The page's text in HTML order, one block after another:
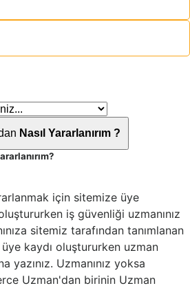
Nasıl Yararlanırım ?
için sitemize üye
iş güvenliği uzmanınız
sitemiz tarafından tanımlanan
kaydı oluştururken uzman
yazınız. Uzmanınız yoksa
Uzman'dan birinin Uzman